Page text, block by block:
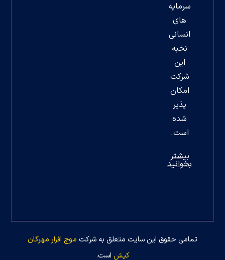
سرمایه
های
انسانی
نخبه
این
شرکت
امکان
پذیر
شده
است.
بیشتر
بخوانید
تمامی حقوق این سایت متعلق به شرکت موج افزار مهرگان
کیش است.